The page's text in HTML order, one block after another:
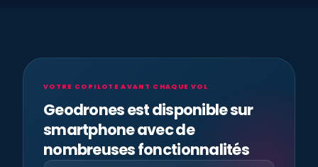
VOTRE COPILOTE AVANT CHAQUE VOL
Geodrones est disponible sur
smartphone avec de
nombreuses fonctionnalités